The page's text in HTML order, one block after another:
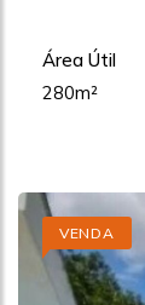
Área Útil
280m²
VENDA